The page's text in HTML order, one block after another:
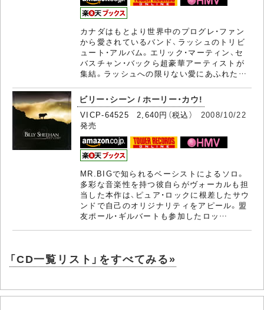
カナダはもとより世界中のプログレ・ファン
から愛されているバンド、ラッシュのトリビ
ュート・アルバム。エリック・マーティン、セ
バスチャン・バックら超豪華アーティストが
集結。ラッシュへの限りない愛にあふれた…
ビリー・シーン / ホーリー・カウ!
VICP-64525 2,640円（税込） 2008/10/22
発売
MR.BIGで知られるベーシストによるソロ。
多彩な音楽性を持つ彼自らがヴォーカルも担
当した本作は、ピュア・ロックに根差したサウ
ンドで自己のオリジナリティをアピール。盟
友ポール・ギルバートも参加したロッ…
「CD一覧リスト」をすべてみる»